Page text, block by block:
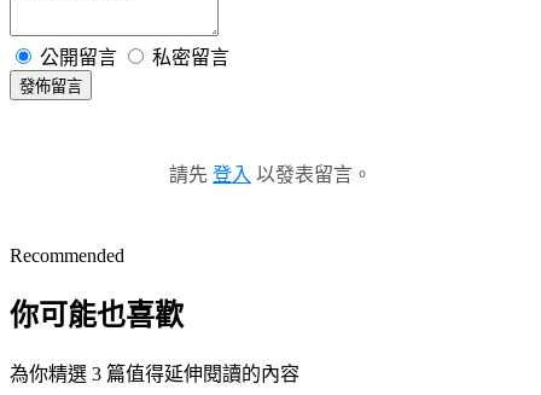
公開留言 私密留言
發佈留言
請先 登入 以發表留言。
Recommended
你可能也喜歡
為你精選 3 篇值得延伸閱讀的內容